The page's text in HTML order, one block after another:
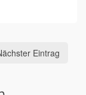
Eintrag